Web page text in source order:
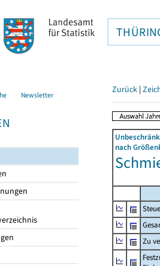
Newsletter Zurück |
nach
Zu